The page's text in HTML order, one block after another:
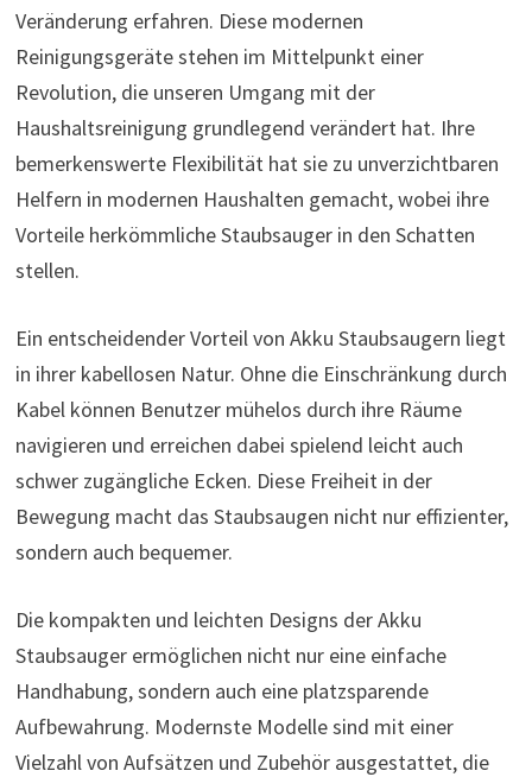
Veränderung erfahren. Diese modernen
Reinigungsgeräte stehen im Mittelpunkt einer
Revolution, die unseren Umgang mit der
Haushaltsreinigung grundlegend verändert hat. Ihre
bemerkenswerte Flexibilität hat sie zu unverzichtbaren
Helfern in modernen Haushalten gemacht, wobei ihre
Vorteile herkömmliche Staubsauger in den Schatten
stellen.
Ein entscheidender Vorteil von Akku Staubsaugern liegt
in ihrer kabellosen Natur. Ohne die Einschränkung durch
Kabel können Benutzer mühelos durch ihre Räume
navigieren und erreichen dabei spielend leicht auch
schwer zugängliche Ecken. Diese Freiheit in der
Bewegung macht das Staubsaugen nicht nur effizienter,
sondern auch bequemer.
Die kompakten und leichten Designs der Akku
Staubsauger ermöglichen nicht nur eine einfache
Handhabung, sondern auch eine platzsparende
Aufbewahrung. Modernste Modelle sind mit einer
Vielzahl von Aufsätzen und Zubehör ausgestattet, die